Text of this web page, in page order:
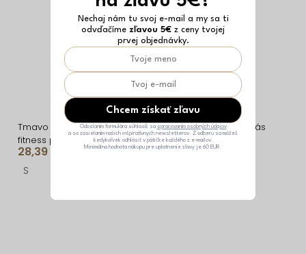
Tmavo ružová športová
fitness podprsenka
HALIVO
28,39 €
S
Ružový športový top pás
cez prsia OPERIN
24,29 €
Nechaj nám tu svoj e-mail a my sa ti
odvďačíme zľavou 5€ z ceny tvojej
prvej objednávky.
Chcem získať zľavu
Odoslaním formulára súhlasíš sa spracovaním osobných údajov
a so zasielaním našich inšpiratívnych newsletterov. Z odberu sa môžeš
kedykoľvek odhlásiť v pätičke každého z e-mailov.
Minimálna hodnota nákupu pre uplatnenie zľavy je 60 EUR.